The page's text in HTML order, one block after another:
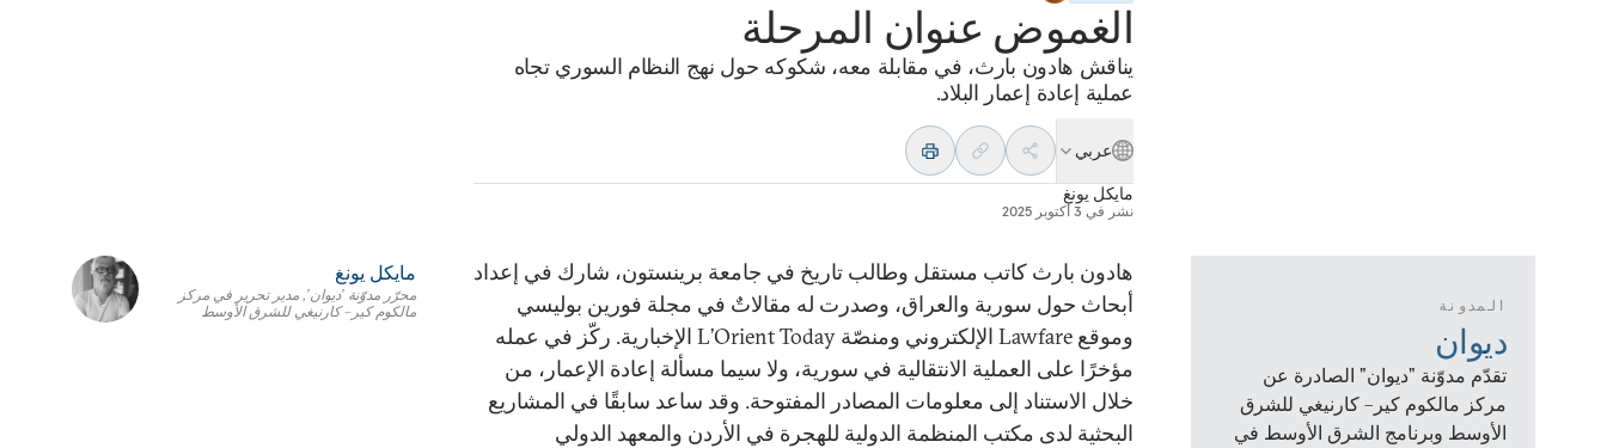
الغموض عنوان المرحلة
يناقش هادون بارث، في مقابلة معه، شكوكه حول نهج النظام السوري تجاه
عملية إعادة إعمار البلاد.
عربي
مايكل يونغ
نشر في 3 أكتوبر 2025
المدونة
ديوان
تقدّم مدوّنة "ديوان" الصادرة عن
مركز مالكوم كير– كارنيغي للشرق
الأوسط وبرنامج الشرق الأوسط في
هادون بارث كاتب مستقل وطالب تاريخ في جامعة برينستون، شارك في إعداد
أبحاث حول سورية والعراق، وصدرت له مقالاتٌ في مجلة فورين بوليسي
وموقع Lawfare الإلكتروني ومنصّة L’Orient Today الإخبارية. ركّز في عمله
مؤخرًا على العملية الانتقالية في سورية، ولا سيما مسألة إعادة الإعمار، من
خلال الاستناد إلى معلومات المصادر المفتوحة. وقد ساعد سابقًا في المشاريع
البحثية لدى مكتب المنظمة الدولية للهجرة في الأردن والمعهد الدولي
مايكل يونغ
محرّر مدوّنة 'ديوان', مدير تحرير في مركز
مالكوم كير– كارنيغي للشرق الأوسط